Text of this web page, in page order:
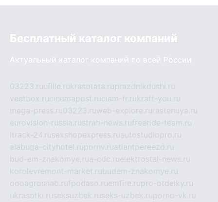
Бесплатный каталог компаний
Актуальный каталог компаний по всей России
03223.ruufille.rukrasotata.ruprazdnikdushi.ru
veetbox.rucinemapost.ruciam-fr.rukraft-you.ru
mega-press.ru03223.ruweb-explore.ru rastenuya.ru
eurovision-russia.rustrah-news.rufreeride-team.ru
itrack-24.rusexshopexpress.ruautostudiopro.ru
alabuga-cityhotel.rupornv.ruatlantpereezd.ru
bud-em-znakomye.rua-cdc.ruelektrostal-news.ru
korolevremont-market.rubudem-znakomye.ru
oooagrosnab.rufpodaso.ruemfire.rupro-otdelky.ru
ukrasotki.ruseksuzbek.ruseks-uzbek.ruporno-vk.ru